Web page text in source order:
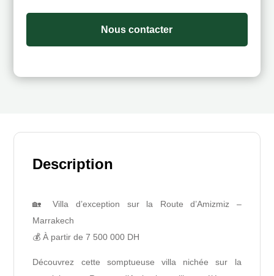
Nous contacter
Description
🏡 Villa d’exception sur la Route d’Amizmiz –
Marrakech
💰 À partir de 7 500 000 DH
Découvrez cette somptueuse villa nichée sur la